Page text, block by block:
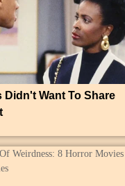
Didn't Want To Share